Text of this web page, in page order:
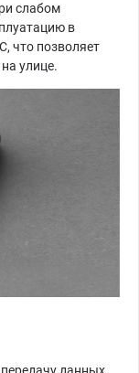
слабом
в
что позволяет
улице.